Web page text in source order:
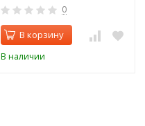
0
В корзину
В наличии